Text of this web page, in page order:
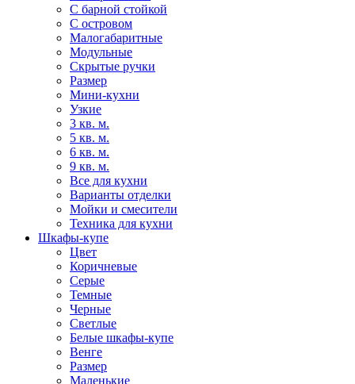
С барной стойкой
С островом
Малогабаритные
Модульные
Скрытые ручки
Размер
Мини-кухни
Узкие
3 кв. м.
5 кв. м.
6 кв. м.
9 кв. м.
Все для кухни
Варианты отделки
Мойки и смесители
Техника для кухни
Шкафы-купе
Цвет
Коричневые
Серые
Темные
Черные
Светлые
Белые шкафы-купе
Венге
Размер
Маленькие